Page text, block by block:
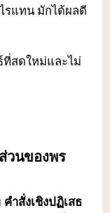
รแทน มักได้ผลดี
สดใหม่และไม่
วนของพร
คำสั่งเชิงปฏิเสธ